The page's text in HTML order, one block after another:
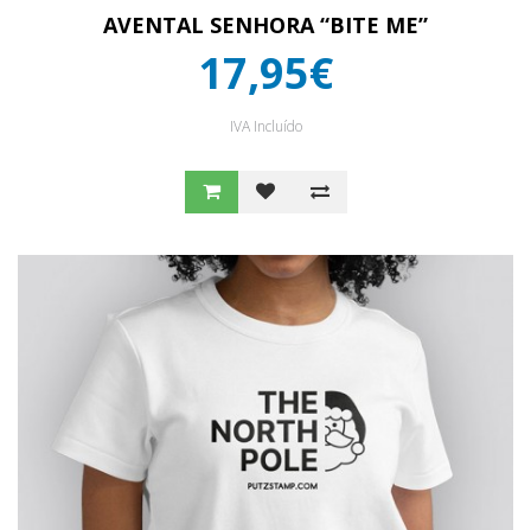
AVENTAL SENHORA “BITE ME”
17,95€
IVA Incluído